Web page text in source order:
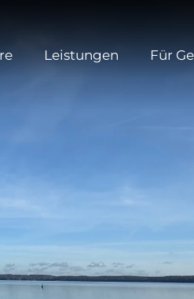
Leistungen Für